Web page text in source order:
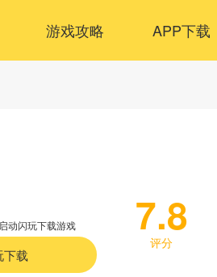
游戏攻略 APP下载
动闪玩下载游戏
下载
7.8
评分